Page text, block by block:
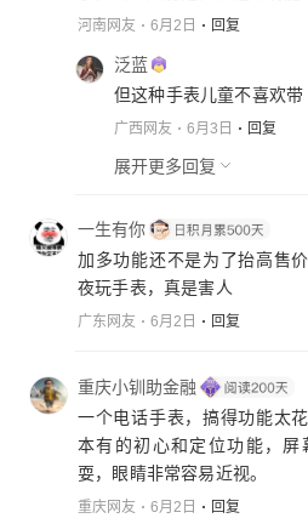
河南网友 6月2日 回复
泛蓝
但这种手表儿童不喜欢带
广西网友 6月3日 回复
展开更多回复
一生有你
加多功能还不是为了抬高售
夜玩手表，真是害人
广东网友 6月2日 回复
重庆小钏助金融
一个电话手表，搞得功能太
本有的初心和定位功能，屏
耍，眼睛非常容易近视。
重庆网友 6月2日 回复